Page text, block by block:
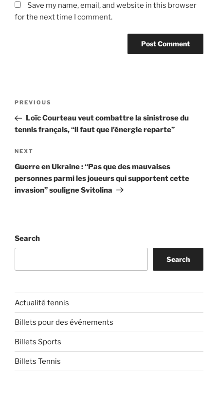
Save my name, email, and website in this browser
for the next time I comment.
Previous
Post
PREVIOUS
Loïc Courteau veut combattre la sinistrose du
tennis français, “il faut que l’énergie reparte”
Next
Post
NEXT
Guerre en Ukraine : “Pas que des mauvaises
personnes parmi les joueurs qui supportent cette
invasion” souligne Svitolina
Search
Search
Actualité tennis
Billets pour des événements
Billets Sports
Billets Tennis